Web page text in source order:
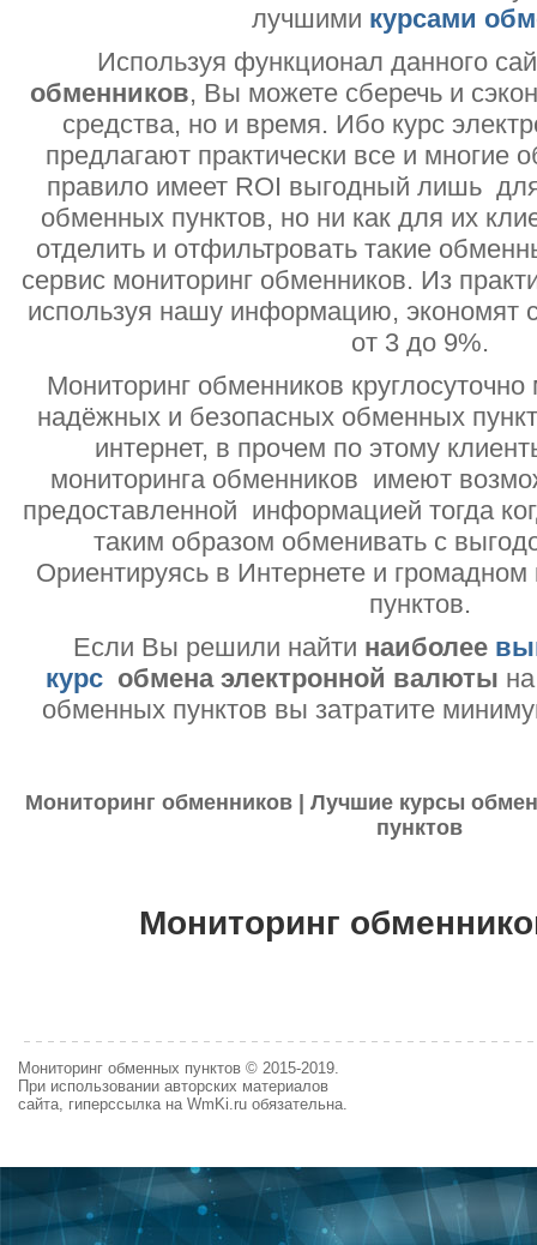
лучшими курсами
Используя функционал данного
обменников, Вы можете сберечь и
средства, но и время. Ибо курс
предлагают практически все и многие
правило имеет ROI выгодный лишь
обменных пунктов, но ни как для их
отделить и отфильтровать такие
сервис мониторинг обменников. Из
используя нашу информацию, экономят
от 3 до 9%.
Мониторинг обменников круглосуточно
надёжных и безопасных обменных
интернет, в прочем по этому
мониторинга обменников имеют
предоставленной информацией тогда
таким образом обменивать с
Ориентируясь в Интернете и
пунктов.
Если Вы решили найти наиболее
курс обмена электронной валюты
обменных пунктов вы затратите
Мониторинг обменников | Лучшие курсы
пунктов
Мониторинг
Мониторинг обменных пунктов © 2015-2019.
При использовании авторских материалов
сайта, гиперссылка на WmKi.ru обязательна.